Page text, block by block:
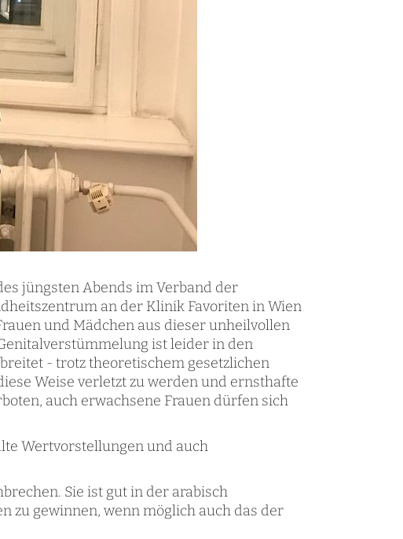
jüngsten Abends im Verband der
an der Klinik Favoriten in Wien
und Mädchen aus dieser unheilvollen
ist leider in den
- trotz theoretischem gesetzlichen
Weise verletzt zu werden und ernsthafte
auch erwachsene Frauen dürfen sich
Wertvorstellungen und auch
Sie ist gut in der arabisch
zu gewinnen, wenn möglich auch das der